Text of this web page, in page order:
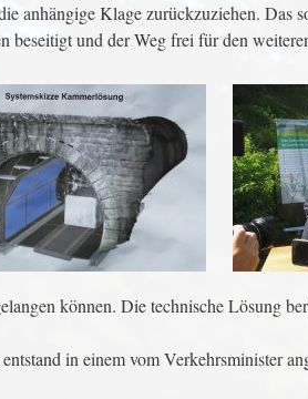
anhängige Klage zurückzuziehen.
beseitigt und der Weg frei für den
können. Die technische Lösung
in einem vom Verkehrsminister